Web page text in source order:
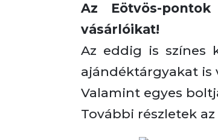
Az Eötvös-
vásárlóikat!
Az eddig is színes
ajándéktárgyakat is
Valamint egyes
További részletek az